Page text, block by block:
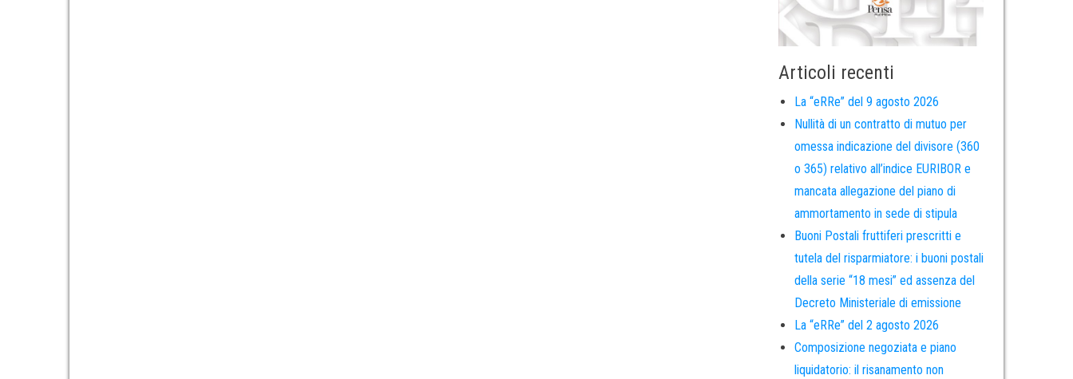
Articoli recenti
La “eRRe” del 9 agosto 2026
Nullità di un contratto di mutuo per
omessa indicazione del divisore (360
o 365) relativo all’indice EURIBOR e
mancata allegazione del piano di
ammortamento in sede di stipula
Buoni Postali fruttiferi prescritti e
tutela del risparmiatore: i buoni postali
della serie “18 mesi” ed assenza del
Decreto Ministeriale di emissione
La “eRRe” del 2 agosto 2026
Composizione negoziata e piano
liquidatorio: il risanamento non